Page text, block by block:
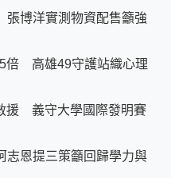
博洋實測物資配售籲強
倍 高雄49守護站織心理
援 義守大學國際發明賽
志恩提三策籲回歸學力與